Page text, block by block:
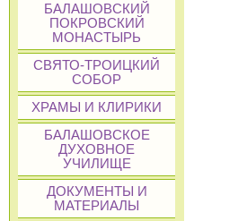
БАЛАШОВСКИЙ
ПОКРОВСКИЙ
МОНАСТЫРЬ
СВЯТО-ТРОИЦКИЙ
СОБОР
ХРАМЫ И КЛИРИКИ
БАЛАШОВСКОЕ
ДУХОВНОЕ
УЧИЛИЩЕ
ДОКУМЕНТЫ И
МАТЕРИАЛЫ